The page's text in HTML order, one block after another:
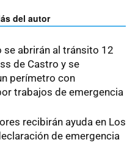
del autor
se abrirán al tránsito 12
de Castro y se
perímetro con
trabajos de emergencia
recibirán ayuda en Los
de emergencia